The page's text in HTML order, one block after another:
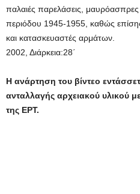
παλαιές παρελάσεις,
περιόδου 1945-1955, καθώς επίσης
και κατασκευαστές αρμάτων.
2002, Διάρκεια:28΄
Η ανάρτηση του βίντεο
ανταλλαγής αρχειακού υλικού
της ΕΡΤ.